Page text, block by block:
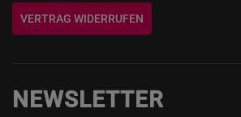
VERTRAG WIDERRUFEN
NEWSLETTER